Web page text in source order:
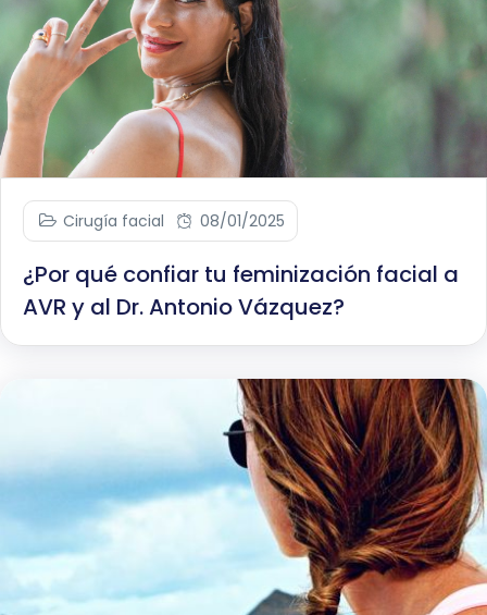
Cirugía facial 08/01/2025
¿Por qué confiar tu feminización facial a
AVR y al Dr. Antonio Vázquez?